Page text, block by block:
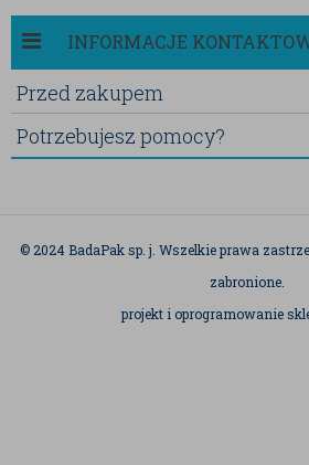
INFORMACJE
Przed zakupem
Potrzebujesz pomocy?
© 2024 BadaPak sp. j. Wszelkie prawa
zabronione.
projekt i oprogramowanie